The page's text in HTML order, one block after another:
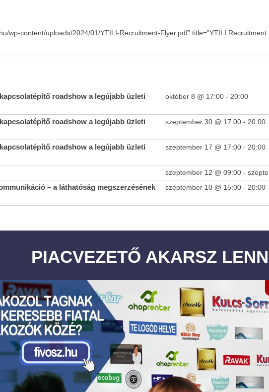
–
5.
CityGolf Clubban
2024-
01-31
2024-
01-31
wp-content/uploads/2024/01/YTILI-Recruitment-Flyer.pdf” title=”YTILI Recruitment
roadshow a legújabb üzleti
október 8 @ 17:00- 20:00
roadshow a legújabb üzleti
szeptember 30 @ 17:00- 20:00
roadshow a legújabb üzleti
szeptember 17 @ 17:00- 20:00
szeptember 12 @ 09:00-
– a láthatóság megszerzésének
szeptember 10 @ 15:00- 20:00
PIACVEZETŐ AKARSZ